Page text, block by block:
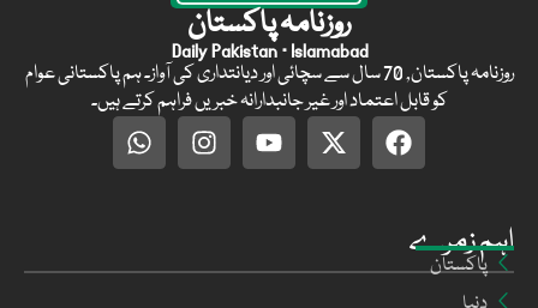
اہم زمرے
پاکستان
روزنامہ پاکستان
Daily Pakistan · Islamabad
روزنامہ پاکستان, 70 سال سے سچائی اور دیانتداری کی آواز۔ ہم پاکستانی عوام
کو قابل اعتماد اور غیر جانبدارانہ خبریں فراہم کرتے ہیں۔